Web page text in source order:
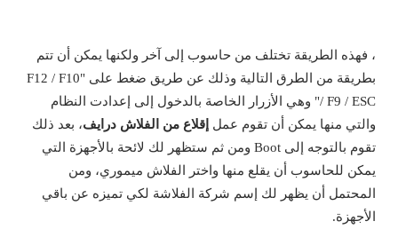
، فهذه الطريقة تختلف من حاسوب إلى آخر ولكنها يمكن أن تتم
بطريقة من الطرق التالية وذلك عن طريق ضغط على "F12 / F10
/ F9 / ESC" وهي الأزرار الخاصة بالدخول إلى إعدادت النظام
والتي منها يمكن أن تقوم عمل إقلاع من الفلاش درايف، بعد ذلك
تقوم بالتوجه إلى Boot ومن ثم ستظهر لك لائحة بالأجهزة التي
يمكن للحاسوب أن يقلع منها واختر الفلاش ميموري، ومن
المحتمل أن يظهر لك إسم شركة الفلاشة لكي تميزه عن باقي
الأجهزة.